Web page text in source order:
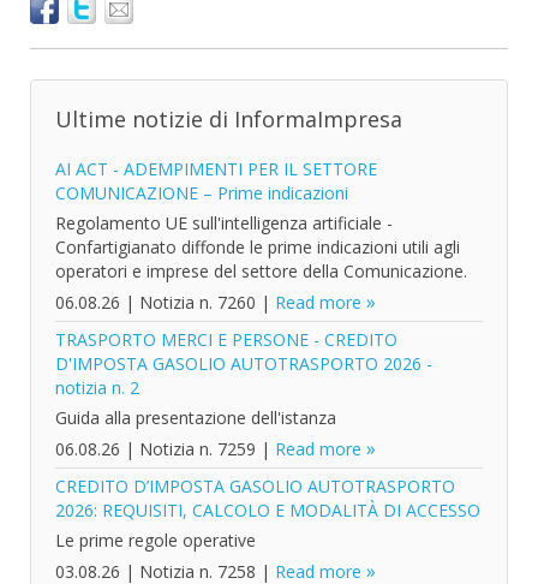
Ultime notizie di InformaImpresa
AI ACT - ADEMPIMENTI PER IL SETTORE
COMUNICAZIONE – Prime indicazioni
Regolamento UE sull'intelligenza artificiale -
Confartigianato diffonde le prime indicazioni utili agli
operatori e imprese del settore della Comunicazione.
06.08.26 | Notizia n. 7260 | Read more
TRASPORTO MERCI E PERSONE - CREDITO
D'IMPOSTA GASOLIO AUTOTRASPORTO 2026 -
notizia n. 2
Guida alla presentazione dell'istanza
06.08.26 | Notizia n. 7259 | Read more
CREDITO D’IMPOSTA GASOLIO AUTOTRASPORTO
2026: REQUISITI, CALCOLO E MODALITÀ DI ACCESSO
Le prime regole operative
03.08.26 | Notizia n. 7258 | Read more